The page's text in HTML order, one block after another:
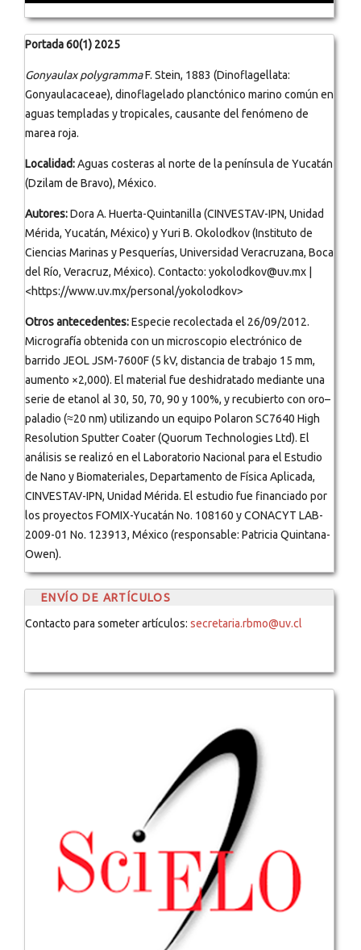
Portada 60(1) 2025
Gonyaulax polygrammaF. Stein, 1883 (Dinoflagellata:
Gonyaulacaceae), dinoflagelado planctónico marino común en
aguas templadas y tropicales, causante del fenómeno de
marea roja.
Localidad:Aguas costeras al norte de la península de Yucatán
(Dzilam de Bravo), México.
Autores:Dora A. Huerta-Quintanilla (CINVESTAV-IPN, Unidad
Mérida, Yucatán, México) y Yuri B. Okolodkov (Instituto de
Ciencias Marinas y Pesquerías, Universidad Veracruzana, Boca
del Río, Veracruz, México). Contacto: yokolodkov@uv.mx |
<https://www.uv.mx/personal/yokolodkov>
Otros antecedentes:Especie recolectada el 26/09/2012.
Micrografía obtenida con un microscopio electrónico de
barrido JEOL JSM-7600F (5 kV, distancia de trabajo 15 mm,
aumento ×2,000). El material fue deshidratado mediante una
serie de etanol al 30, 50, 70, 90 y 100%, y recubierto con oro–
paladio (≈20 nm) utilizando un equipo Polaron SC7640 High
Resolution Sputter Coater (Quorum Technologies Ltd). El
análisis se realizó en el Laboratorio Nacional para el Estudio
de Nano y Biomateriales, Departamento de Física Aplicada,
CINVESTAV-IPN, Unidad Mérida. El estudio fue financiado por
los proyectos FOMIX-Yucatán No. 108160 y CONACYT LAB-
2009-01 No. 123913, México (responsable: Patricia Quintana-
Owen).
ENVÍO DE ARTÍCULOS
Contacto para someter artículos: secretaria.rbmo@uv.cl